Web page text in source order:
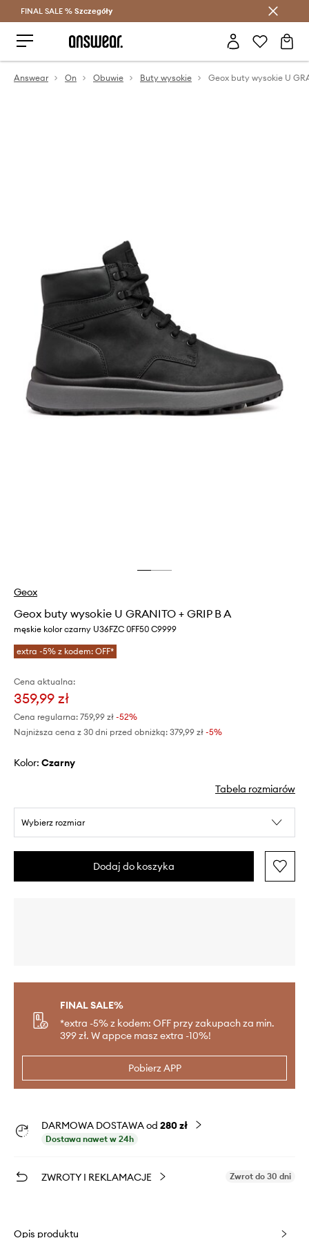
Oszczędzaj z Answear Club >
FINAL SALE % Szczegóły
Answear On Obuwie Buty wysokie
Geox
Geox buty wysokie U GRANITO + GRIP B A
męskie kolor czarny U36FZC 0FF50 C9999
extra -5% z kodem: OFF*
Cena aktualna:
359,99 zł
Cena regularna: 759,99 zł -52%
Najniższa cena z 30 dni przed obniżką: 379,99 zł -5%
Kolor: czarny
Tabela rozmiarów
Wybierz rozmiar
Dodaj do koszyka
FINAL SALE%
*extra -5% z kodem: OFF przy zakupach za min.
399 zł. W appce masz extra -10%!
Pobierz APP
DARMOWA DOSTAWA od 280 zł
Dostawa nawet w 24h
ZWROTY I REKLAMACJE Zwrot do 30 dni
Opis produktu